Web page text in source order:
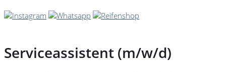
Serviceassistent (m/w/d)